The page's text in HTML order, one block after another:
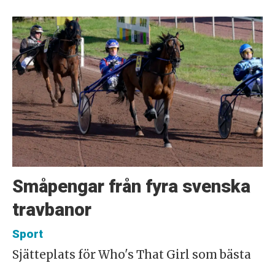
Småpengar från fyra svenska
travbanor
Sport
Sjätteplats för Who's That Girl som bästa